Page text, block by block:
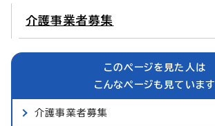
介護事業者募集
このページを見た人は
こんなページも見ています
介護事業者募集